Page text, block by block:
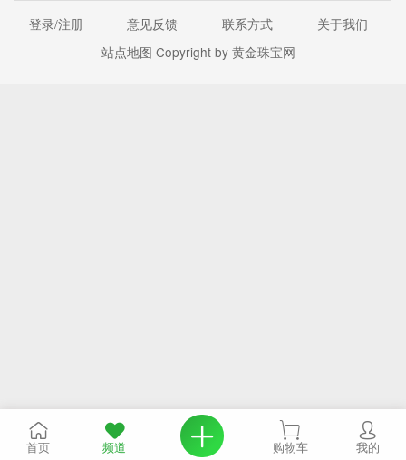
登录/注册 意见反馈 联系方式
关于我们
站点地图 Copyright by 黄金珠宝网
首页 频道 购物车 我的